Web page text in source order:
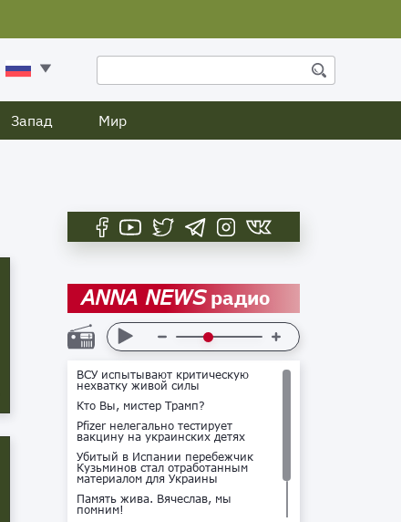
Запад Мир
ANNA NEWSрадио
ВСУ испытывают критическую
нехватку живой силы
Кто Вы, мистер Трамп?
Pfizer нелегально тестирует
вакцину на украинских детях
Убитый в Испании перебежчик
Кузьминов стал отработанным
материалом для Украины
Память жива. Вячеслав, мы
помним!